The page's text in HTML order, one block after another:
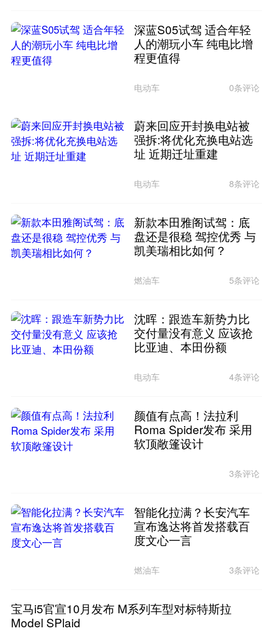
深蓝S05试驾 适合年轻
人的潮玩小车 纯电比增
程更值得
电动车 0条评论
蔚来回应开封换电站被
强拆:将优化充换电站选
址 近期迁址重建
电动车 8条评论
新款本田雅阁试驾：底
盘还是很稳 驾控优秀 与
凯美瑞相比如何？
燃油车 5条评论
沈晖：跟造车新势力比
交付量没有意义 应该抢
比亚迪、本田份额
电动车 4条评论
颜值有点高！法拉利
Roma Spider发布 采用
软顶敞篷设计
3条评论
智能化拉满？长安汽车
宣布逸达将首发搭载百
度文心一言
燃油车 3条评论
宝马i5官宣10月发布 M系列车型对标特斯拉
Model SPlaid